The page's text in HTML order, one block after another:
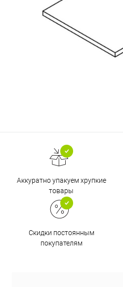
Аккуратно упакуем хрупкие
товары
Скидки постоянным
покупателям